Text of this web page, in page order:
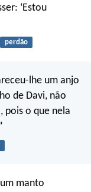
‘Estou
perdão
lhe um anjo
de Davi, não
pois o que nela
manto